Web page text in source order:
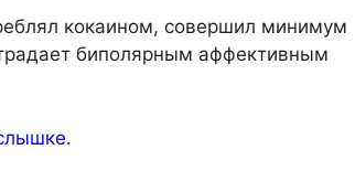
кокаином, совершил минимум
биполярным аффективным